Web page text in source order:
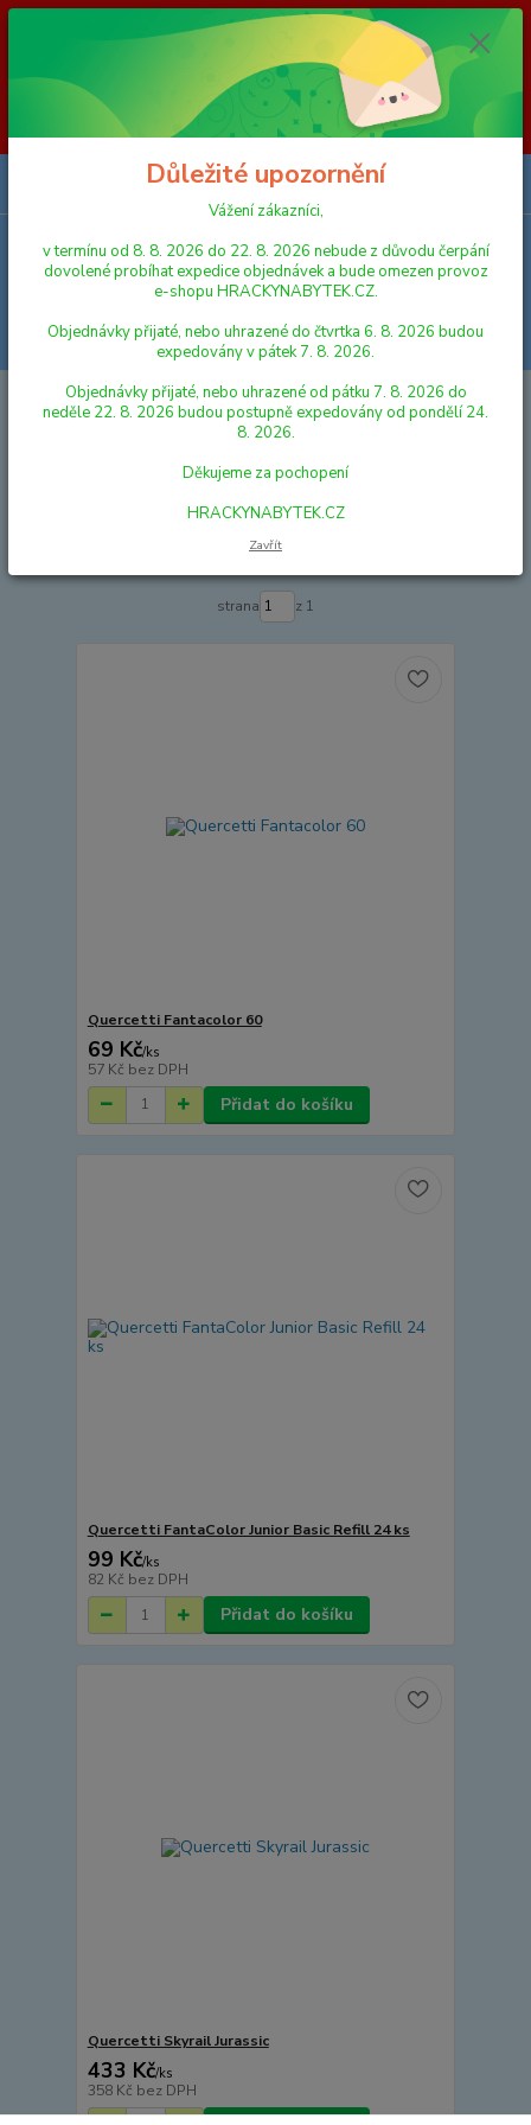
Vážení zákazníci, v termínu od 8. 8. 2026 do 23. 8. 2026 nebude z
důvodu čerpání dovolené probíhat expedice objednávek a bude omezen
provoz e-shopu HRACKYNABYTEK.CZ. Objednávky přijaté, nebo
uhrazené do čtvrtka 6. 8. 2026 budou expedovány v pátek 7. 8. 2026.
Objednávky přijaté, nebo uhrazené od pátku 7. 8. 2026 do neděle 23. 8.
2026 budou postupně expedovány od pondělí 24. 8. 2026. Děkujeme za
pochopení HRACKYNABYTEK.CZ
Menu
Hledat
STAVEBNICE QUERCETTI
Nejlevnější Nejdražší
strana z 1
Quercetti Fantacolor 60
69 Kč/ks
57 Kč bez DPH
Přidat do košíku
Quercetti FantaColor Junior Basic Refill 24 ks
99 Kč/ks
82 Kč bez DPH
Přidat do košíku
Quercetti Skyrail Jurassic
433 Kč/ks
358 Kč bez DPH
Důležité upozornění
Vážení zákazníci,
v termínu od 8. 8. 2026 do 22. 8. 2026 nebude z důvodu čerpání
dovolené probíhat expedice objednávek a bude omezen provoz
e-shopu HRACKYNABYTEK.CZ.
Objednávky přijaté, nebo uhrazené do čtvrtka 6. 8. 2026 budou
expedovány v pátek 7. 8. 2026.
Objednávky přijaté, nebo uhrazené od pátku 7. 8. 2026 do
neděle 22. 8. 2026 budou postupně expedovány od pondělí 24.
8. 2026.
Děkujeme za pochopení
HRACKYNABYTEK.CZ
Zavřít